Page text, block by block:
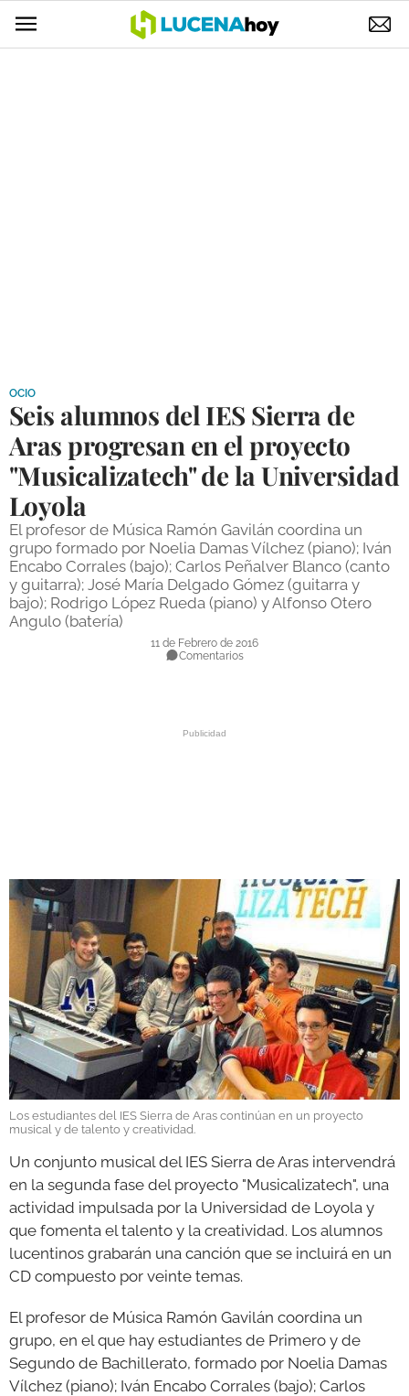
DEPORTES
COMPETICIONES
DEPORTE BASE
OPINIÓN
VENTANA CIUDADANA
CÓRDOBA
OCIO
Seis alumnos del IES Sierra de
Aras progresan en el proyecto
"Musicalizatech" de la Universidad
Loyola
El profesor de Música Ramón Gavilán coordina un
grupo formado por Noelia Damas Vílchez (piano); Iván
Encabo Corrales (bajo); Carlos Peñalver Blanco (canto
y guitarra); José María Delgado Gómez (guitarra y
bajo); Rodrigo López Rueda (piano) y Alfonso Otero
Angulo (batería)
11 de Febrero de 2016
Comentarios
Los estudiantes del IES Sierra de Aras continúan en un proyecto
musical y de talento y creatividad.
Un conjunto musical del IES Sierra de Aras intervendrá
en la segunda fase del proyecto "Musicalizatech", una
actividad impulsada por la Universidad de Loyola y
que fomenta el talento y la creatividad. Los alumnos
lucentinos grabarán una canción que se incluirá en un
CD compuesto por veinte temas.
El profesor de Música Ramón Gavilán coordina un
grupo, en el que hay estudiantes de Primero y de
Segundo de Bachillerato, formado por Noelia Damas
Vílchez (piano); Iván Encabo Corrales (bajo); Carlos